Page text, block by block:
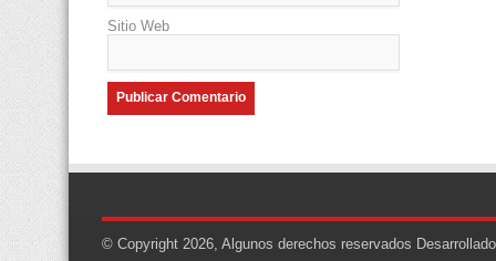
Sitio Web
© Copyright 2026, Algunos derechos reservados